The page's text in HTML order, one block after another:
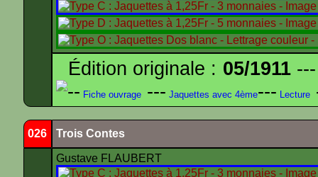
Édition originale : 05/1911---
-- Fiche ouvrage --- Jaquettes avec 4ème--- Lecture
026 Trois Contes
Gustave FLAUBERT